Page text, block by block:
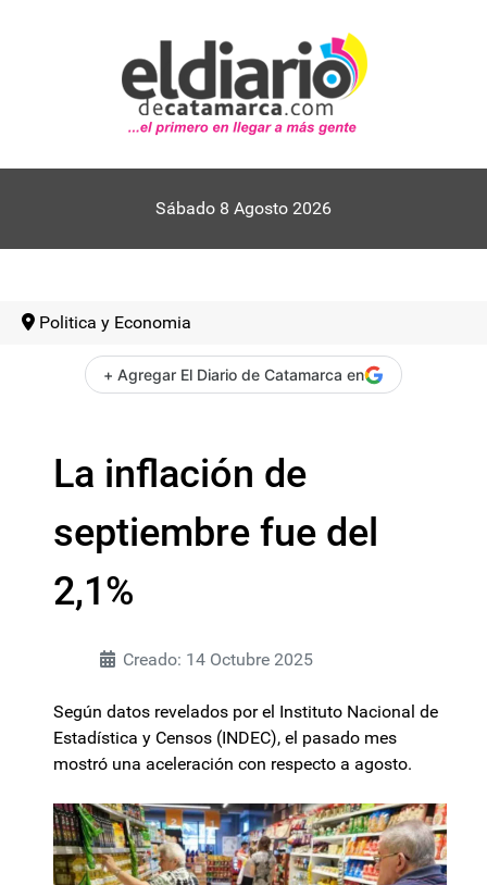
Sábado 8 Agosto 2026
Politica y Economia
+ Agregar El Diario de Catamarca en
La inflación de
septiembre fue del
2,1%
Creado: 14 Octubre 2025
Según datos revelados por el Instituto Nacional de
Estadística y Censos (INDEC), el pasado mes
mostró una aceleración con respecto a agosto.